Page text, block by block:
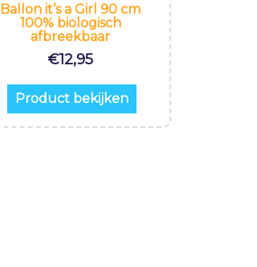
Ballon it’s a Girl 90 cm
100% biologisch
afbreekbaar
€12,95
Product bekijken